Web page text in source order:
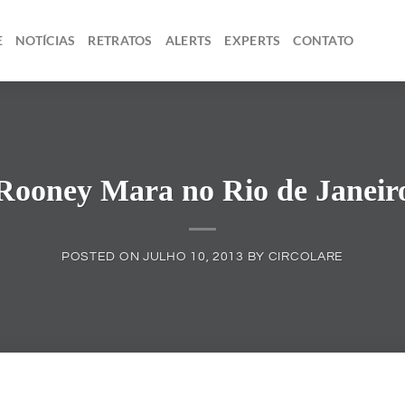
NOTÍCIAS RETRATOS ALERTS EXPERTS CONTATO
Mara no Rio de
POSTED ON JULHO 10, 2013 BY CIRCOLARE